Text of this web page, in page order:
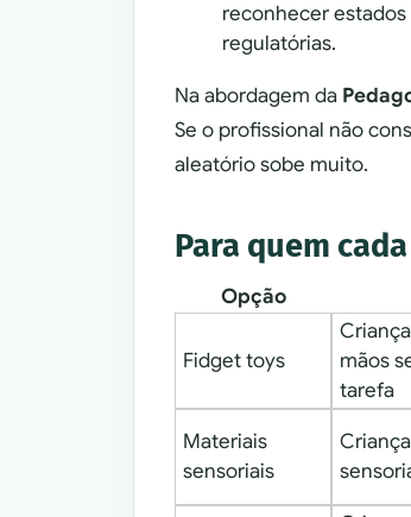
reconhecer
regulatórias.
Na abordagem da
Se o profissional não
aleatório sobe muito.
Para quem
Opção
Fidget toys
mãos
tarefa
Materiais
sensoriais